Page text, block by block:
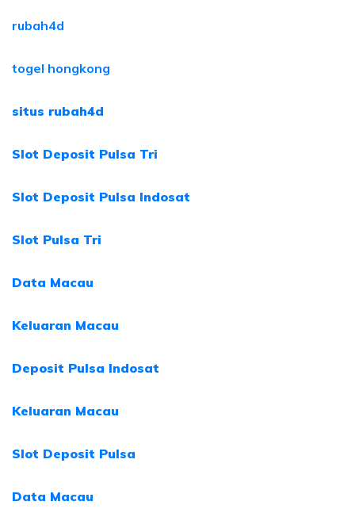
rubah4d
togel hongkong
situs rubah4d
Slot Deposit Pulsa Tri
Slot Deposit Pulsa Indosat
Slot Pulsa Tri
Data Macau
Keluaran Macau
Deposit Pulsa Indosat
Keluaran Macau
Slot Deposit Pulsa
Data Macau